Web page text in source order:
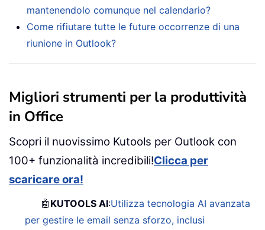
mantenendolo comunque nel calendario?
Come rifiutare tutte le future occorrenze di una
riunione in Outlook?
Migliori strumenti per la produttività
in Office
Scopri il nuovissimo Kutools per Outlook con
100+ funzionalità incredibili!Clicca per
scaricare ora!
🤖 KUTOOLS AI:Utilizza tecnologia AI avanzata
per gestire le email senza sforzo, inclusi